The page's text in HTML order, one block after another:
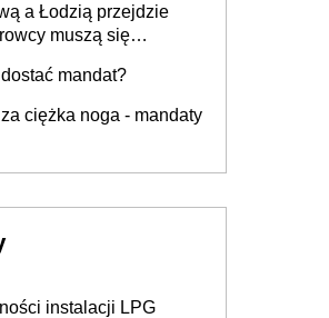
a Łodzią przejdzie
muszą się
mandat?
ciężka noga - mandaty
instalacji LPG